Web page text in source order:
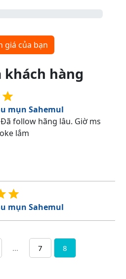
giá của bạn
khách hàng
mụn Sahemul
follow hãng lâu. Giờ ms
lắm
mụn Sahemul
... 7 8